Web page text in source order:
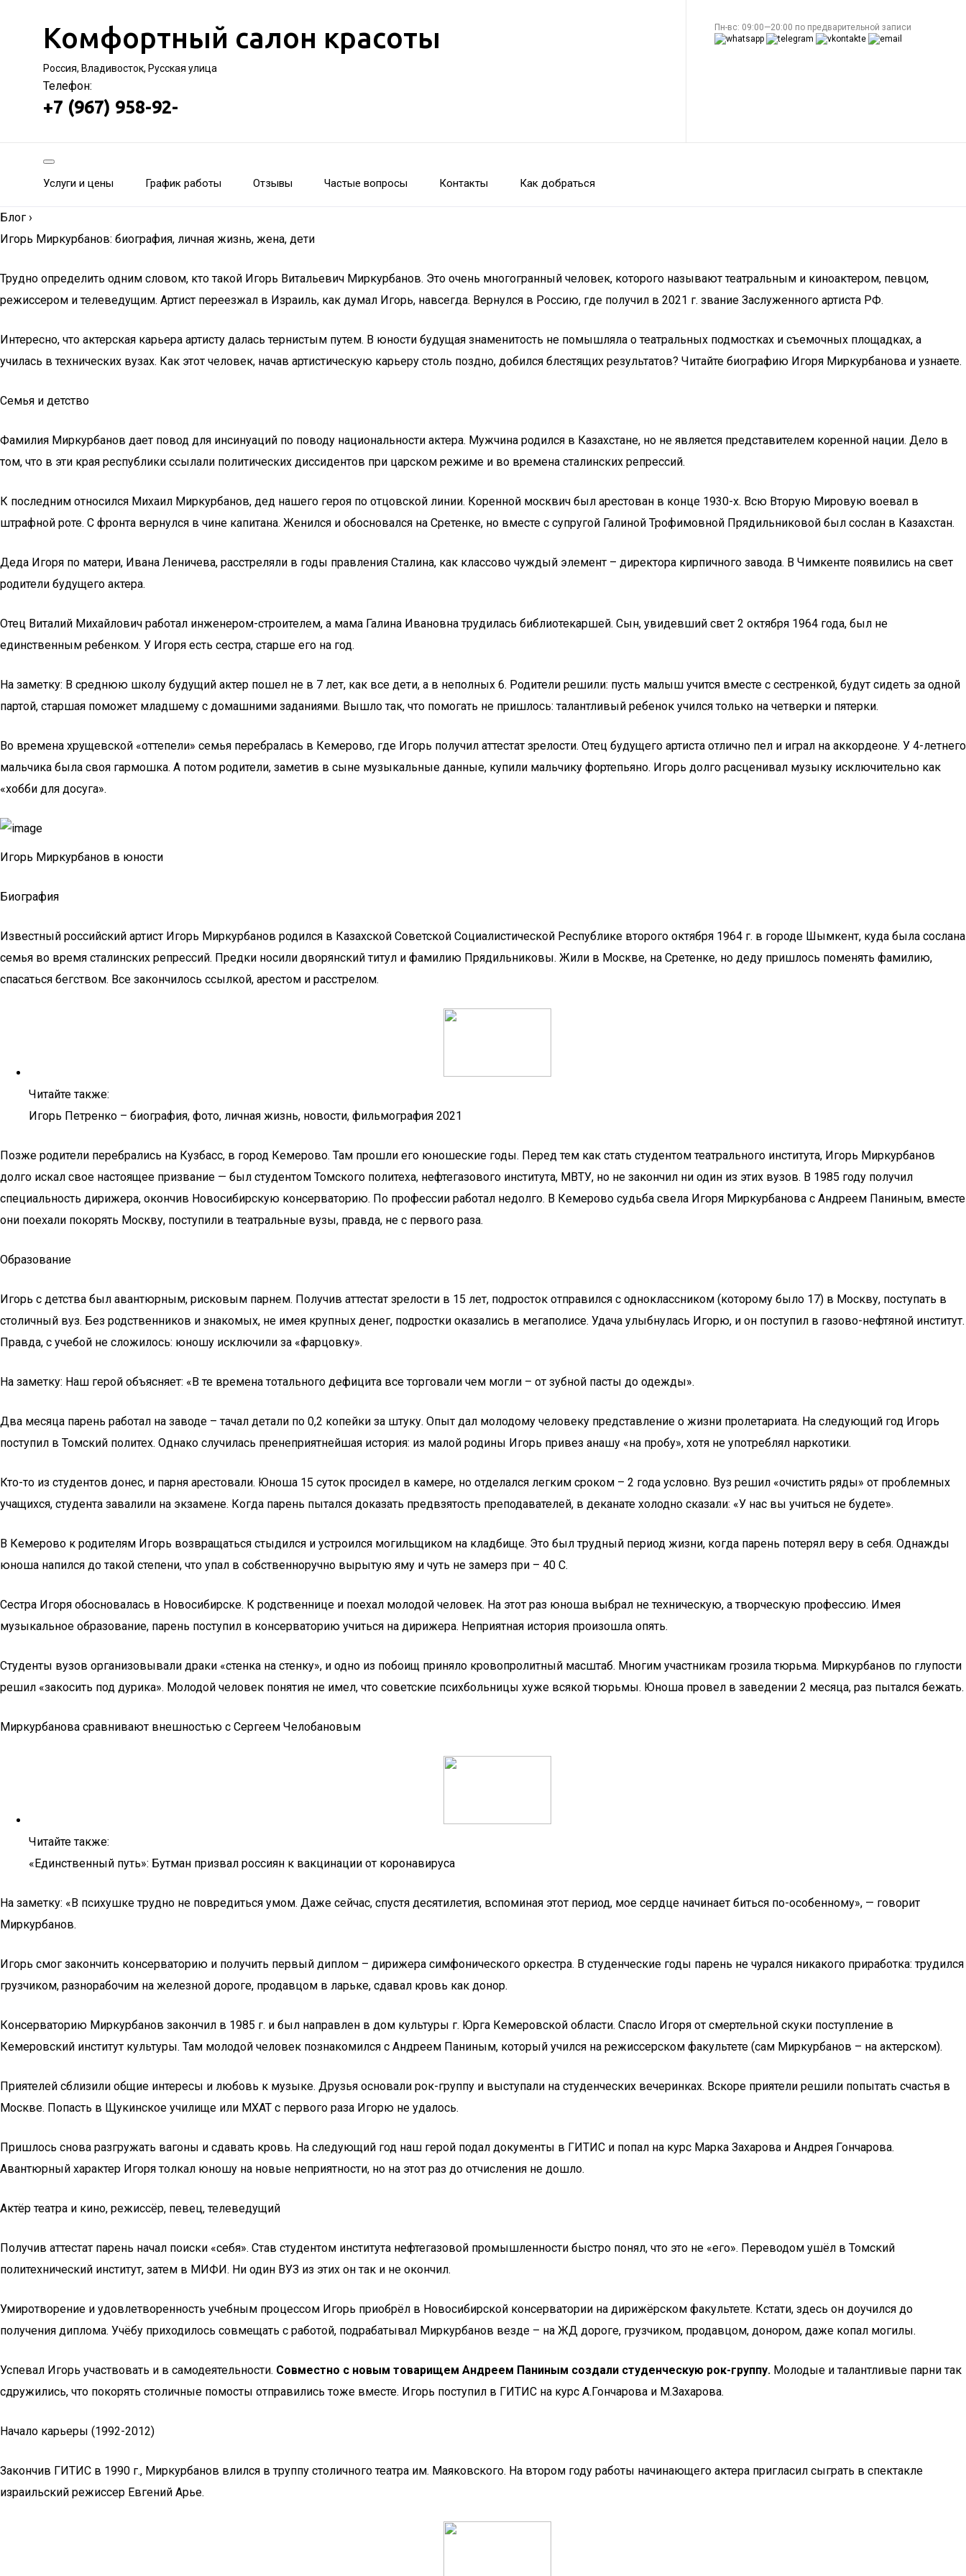
Комфортный салон красоты
Россия, Владивосток, Русская улица
Телефон:
+7 (967) 958-92-
Пн-вс: 09:00—20:00 по предварительной записи
Услуги и цены График работы Отзывы Частые вопросы Контакты Как добраться
Блог ›
Игорь Миркурбанов: биография, личная жизнь, жена, дети
Трудно определить одним словом, кто такой Игорь Витальевич Миркурбанов. Это очень многогранный человек, которого называют театральным и киноактером, певцом,
режиссером и телеведущим. Артист переезжал в Израиль, как думал Игорь, навсегда. Вернулся в Россию, где получил в 2021 г. звание Заслуженного артиста РФ.
Интересно, что актерская карьера артисту далась тернистым путем. В юности будущая знаменитость не помышляла о театральных подмостках и съемочных площадках, а
училась в технических вузах. Как этот человек, начав артистическую карьеру столь поздно, добился блестящих результатов? Читайте биографию Игоря Миркурбанова и узнаете.
Семья и детство
Фамилия Миркурбанов дает повод для инсинуаций по поводу национальности актера. Мужчина родился в Казахстане, но не является представителем коренной нации. Дело в
том, что в эти края республики ссылали политических диссидентов при царском режиме и во времена сталинских репрессий.
К последним относился Михаил Миркурбанов, дед нашего героя по отцовской линии. Коренной москвич был арестован в конце 1930-х. Всю Вторую Мировую воевал в
штрафной роте. С фронта вернулся в чине капитана. Женился и обосновался на Сретенке, но вместе с супругой Галиной Трофимовной Прядильниковой был сослан в Казахстан.
Деда Игоря по матери, Ивана Леничева, расстреляли в годы правления Сталина, как классово чуждый элемент – директора кирпичного завода. В Чимкенте появились на свет
родители будущего актера.
Отец Виталий Михайлович работал инженером-строителем, а мама Галина Ивановна трудилась библиотекаршей. Сын, увидевший свет 2 октября 1964 года, был не
единственным ребенком. У Игоря есть сестра, старше его на год.
На заметку: В среднюю школу будущий актер пошел не в 7 лет, как все дети, а в неполных 6. Родители решили: пусть малыш учится вместе с сестренкой, будут сидеть за одной
партой, старшая поможет младшему с домашними заданиями. Вышло так, что помогать не пришлось: талантливый ребенок учился только на четверки и пятерки.
Во времена хрущевской «оттепели» семья перебралась в Кемерово, где Игорь получил аттестат зрелости. Отец будущего артиста отлично пел и играл на аккордеоне. У 4-летнего
мальчика была своя гармошка. А потом родители, заметив в сыне музыкальные данные, купили мальчику фортепьяно. Игорь долго расценивал музыку исключительно как
«хобби для досуга».
Игорь Миркурбанов в юности
Биография
Известный российский артист Игорь Миркурбанов родился в Казахской Советской Социалистической Республике второго октября 1964 г. в городе Шымкент, куда была сослана
семья во время сталинских репрессий. Предки носили дворянский титул и фамилию Прядильниковы. Жили в Москве, на Сретенке, но деду пришлось поменять фамилию,
спасаться бегством. Все закончилось ссылкой, арестом и расстрелом.
Читайте также:
Игорь Петренко – биография, фото, личная жизнь, новости, фильмография 2021
Позже родители перебрались на Кузбасс, в город Кемерово. Там прошли его юношеские годы. Перед тем как стать студентом театрального института, Игорь Миркурбанов
долго искал свое настоящее призвание — был студентом Томского политеха, нефтегазового института, МВТУ, но не закончил ни один из этих вузов. В 1985 году получил
специальность дирижера, окончив Новосибирскую консерваторию. По профессии работал недолго. В Кемерово судьба свела Игоря Миркурбанова с Андреем Паниным, вместе
они поехали покорять Москву, поступили в театральные вузы, правда, не с первого раза.
Образование
Игорь с детства был авантюрным, рисковым парнем. Получив аттестат зрелости в 15 лет, подросток отправился с одноклассником (которому было 17) в Москву, поступать в
столичный вуз. Без родственников и знакомых, не имея крупных денег, подростки оказались в мегаполисе. Удача улыбнулась Игорю, и он поступил в газово-нефтяной институт.
Правда, с учебой не сложилось: юношу исключили за «фарцовку».
На заметку: Наш герой объясняет: «В те времена тотального дефицита все торговали чем могли – от зубной пасты до одежды».
Два месяца парень работал на заводе – тачал детали по 0,2 копейки за штуку. Опыт дал молодому человеку представление о жизни пролетариата. На следующий год Игорь
поступил в Томский политех. Однако случилась пренеприятнейшая история: из малой родины Игорь привез анашу «на пробу», хотя не употреблял наркотики.
Кто-то из студентов донес, и парня арестовали. Юноша 15 суток просидел в камере, но отделался легким сроком – 2 года условно. Вуз решил «очистить ряды» от проблемных
учащихся, студента завалили на экзамене. Когда парень пытался доказать предвзятость преподавателей, в деканате холодно сказали: «У нас вы учиться не будете».
В Кемерово к родителям Игорь возвращаться стыдился и устроился могильщиком на кладбище. Это был трудный период жизни, когда парень потерял веру в себя. Однажды
юноша напился до такой степени, что упал в собственноручно вырытую яму и чуть не замерз при – 40 С.
Сестра Игоря обосновалась в Новосибирске. К родственнице и поехал молодой человек. На этот раз юноша выбрал не техническую, а творческую профессию. Имея
музыкальное образование, парень поступил в консерваторию учиться на дирижера. Неприятная история произошла опять.
Студенты вузов организовывали драки «стенка на стенку», и одно из побоищ приняло кровопролитный масштаб. Многим участникам грозила тюрьма. Миркурбанов по глупости
решил «закосить под дурика». Молодой человек понятия не имел, что советские психбольницы хуже всякой тюрьмы. Юноша провел в заведении 2 месяца, раз пытался бежать.
Миркурбанова сравнивают внешностью с Сергеем Челобановым
Читайте также:
«Единственный путь»: Бутман призвал россиян к вакцинации от коронавируса
На заметку: «В психушке трудно не повредиться умом. Даже сейчас, спустя десятилетия, вспоминая этот период, мое сердце начинает биться по-особенному», — говорит
Миркурбанов.
Игорь смог закончить консерваторию и получить первый диплом – дирижера симфонического оркестра. В студенческие годы парень не чурался никакого приработка: трудился
грузчиком, разнорабочим на железной дороге, продавцом в ларьке, сдавал кровь как донор.
Консерваторию Миркурбанов закончил в 1985 г. и был направлен в дом культуры г. Юрга Кемеровской области. Спасло Игоря от смертельной скуки поступление в
Кемеровский институт культуры. Там молодой человек познакомился с Андреем Паниным, который учился на режиссерском факультете (сам Миркурбанов – на актерском).
Приятелей сблизили общие интересы и любовь к музыке. Друзья основали рок-группу и выступали на студенческих вечеринках. Вскоре приятели решили попытать счастья в
Москве. Попасть в Щукинское училище или МХАТ с первого раза Игорю не удалось.
Пришлось снова разгружать вагоны и сдавать кровь. На следующий год наш герой подал документы в ГИТИС и попал на курс Марка Захарова и Андрея Гончарова.
Авантюрный характер Игоря толкал юношу на новые неприятности, но на этот раз до отчисления не дошло.
Актёр театра и кино, режиссёр, певец, телеведущий
Получив аттестат парень начал поиски «себя». Став студентом института нефтегазовой промышленности быстро понял, что это не «его». Переводом ушёл в Томский
политехнический институт, затем в МИФИ. Ни один ВУЗ из этих он так и не окончил.
Умиротворение и удовлетворенность учебным процессом Игорь приобрёл в Новосибирской консерватории на дирижёрском факультете. Кстати, здесь он доучился до
получения диплома. Учёбу приходилось совмещать с работой, подрабатывал Миркурбанов везде – на ЖД дороге, грузчиком, продавцом, донором, даже копал могилы.
Успевал Игорь участвовать и в самодеятельности. Совместно с новым товарищем Андреем Паниным создали студенческую рок-группу. Молодые и талантливые парни так
сдружились, что покорять столичные помосты отправились тоже вместе. Игорь поступил в ГИТИС на курс А.Гончарова и М.Захарова.
Начало карьеры (1992-2012)
Закончив ГИТИС в 1990 г., Миркурбанов влился в труппу столичного театра им. Маяковского. На втором году работы начинающего актера пригласил сыграть в спектакле
израильский режиссер Евгений Арье.